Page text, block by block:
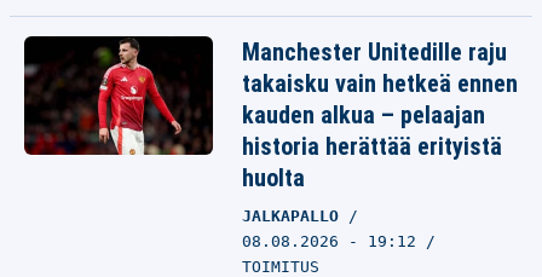
Manchester Unitedille raju
takaisku vain hetkeä ennen
kauden alkua – pelaajan
historia herättää erityistä
huolta
JALKAPALLO
08.08.2026 - 19:12
TOIMITUS